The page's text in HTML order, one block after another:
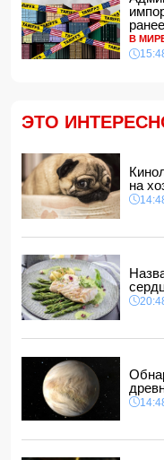
12:34, 07.08.2026
Житель Гёйчая напал
в кафе
12:12, 07.08.2026
Макгрегор заявил о
октагон
12:00, 07.08.2026
Опасный вирус
11:48, 07.08.2026
ребенка
11:40, 07.08.2026
В
ЭТО
на